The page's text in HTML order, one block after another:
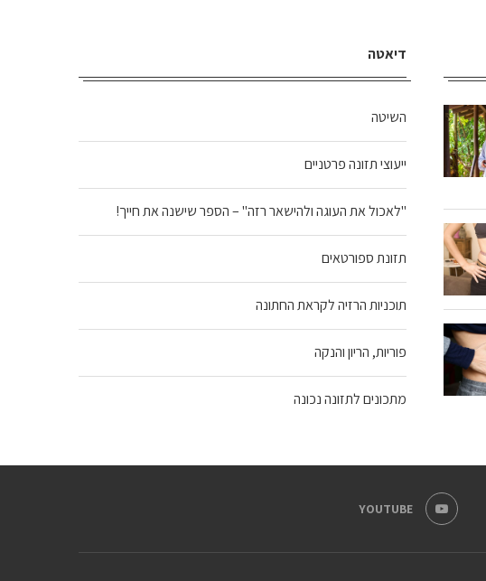
דיאטה
השיטה
ייעוצי תזונה פרטניים
"לאכול את העוגה ולהישאר רזה" – הספר שישנה את חייך!
תזונת ספורטאים
תוכניות הרזיה לקראת החתונה
פוריות, הריון והנקה
מתכונים לתזונה נכונה
YOUTUBE